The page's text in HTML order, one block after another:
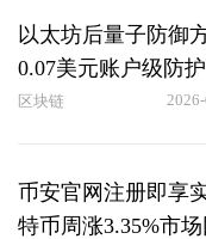
以太坊后量子防御
0.07美元账户级防
区块链
币安官网注册即享
特币周涨3.35%市